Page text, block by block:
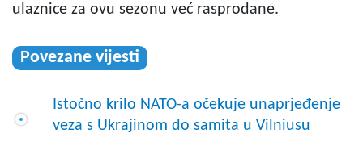
ulaznice za ovu sezonu već rasprodane.
Povezane vijesti
Istočno krilo NATO-a očekuje unaprjeđenje
veza s Ukrajinom do samita u Vilniusu